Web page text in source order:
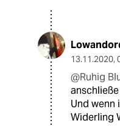
13.11.2020,
@Ruhig
Und wenn
Widerling